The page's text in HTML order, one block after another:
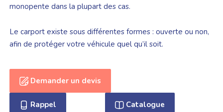
monopente dans la plupart des cas.
Le carport existe sous différentes formes : ouverte ou non,
afin de protéger votre véhicule quel qu’il soit.
Demander un devis
Rappel Catalogue